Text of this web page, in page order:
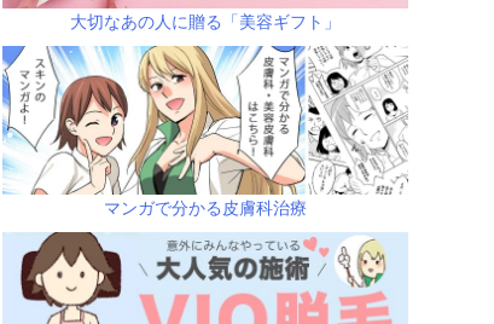
大切なあの人に贈る「美容ギフト」
マンガで分かる皮膚科治療